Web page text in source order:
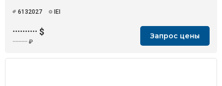
6132027 IEI
·········· $
·········· ₽
Запрос цены